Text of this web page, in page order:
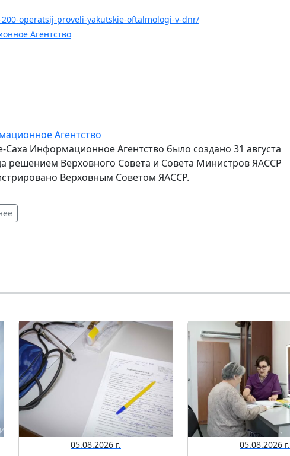
operatsij-proveli-yakutskie-oftalmologi-v-dnr/
Агентство
Агентство
Саха Информационное Агентство было создано 31 августа
решением Верховного Совета и Совета Министров ЯАССР
Верховным Советом ЯАССР.
05.08.2026 г. 05.08.2026 г.